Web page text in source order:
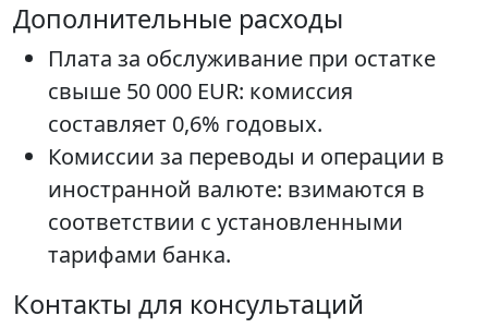
Дополнительные расходы
Плата за обслуживание при остатке
свыше 50 000 EUR: комиссия
составляет 0,6% годовых.
Комиссии за переводы и операции в
иностранной валюте: взимаются в
соответствии с установленными
тарифами банка.
Контакты для консультаций